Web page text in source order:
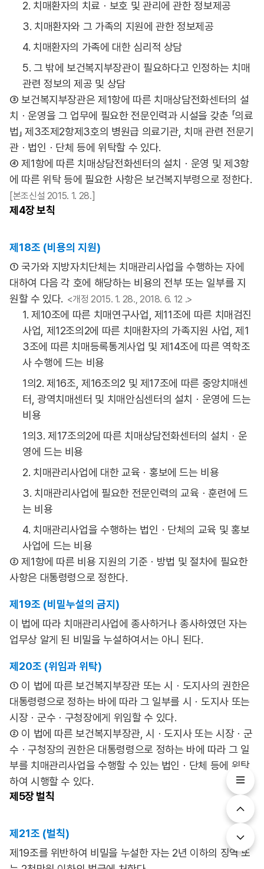
2. 치매환자의 치료ㆍ보호 및 관리에 관한 정보제공
3. 치매환자와 그 가족의 지원에 관한 정보제공
4. 치매환자의 가족에 대한 심리적 상담
5. 그 밖에 보건복지부장관이 필요하다고 인정하는 치매
관련 정보의 제공 및 상담
③ 보건복지부장관은 제1항에 따른 치매상담전화센터의 설
치ㆍ운영을 그 업무에 필요한 전문인력과 시설을 갖춘 「의료
법」 제3조제2항제3호의 병원급 의료기관, 치매 관련 전문기
관ㆍ법인ㆍ단체 등에 위탁할 수 있다.
④ 제1항에 따른 치매상담전화센터의 설치ㆍ운영 및 제3항
에 따른 위탁 등에 필요한 사항은 보건복지부령으로 정한다.
[본조신설 2015. 1. 28.]
제4장보칙
제18조 (비용의 지원)
① 국가와 지방자치단체는 치매관리사업을 수행하는 자에
대하여 다음 각 호에 해당하는 비용의 전부 또는 일부를 지
원할 수 있다. <개정 2015. 1. 28., 2018. 6. 12 .>
1. 제10조에 따른 치매연구사업, 제11조에 따른 치매검진
사업, 제12조의2에 따른 치매환자의 가족지원 사업, 제1
3조에 따른 치매등록통계사업 및 제14조에 따른 역학조
사 수행에 드는 비용
1의2. 제16조, 제16조의2 및 제17조에 따른 중앙치매센
터, 광역치매센터 및 치매안심센터의 설치ㆍ운영에 드는
비용
1의3. 제17조의2에 따른 치매상담전화센터의 설치ㆍ운
영에 드는 비용
2. 치매관리사업에 대한 교육ㆍ홍보에 드는 비용
3. 치매관리사업에 필요한 전문인력의 교육ㆍ훈련에 드
는 비용
4. 치매관리사업을 수행하는 법인ㆍ단체의 교육 및 홍보
사업에 드는 비용
② 제1항에 따른 비용 지원의 기준ㆍ방법 및 절차에 필요한
사항은 대통령령으로 정한다.
제19조 (비밀누설의 금지)
이 법에 따라 치매관리사업에 종사하거나 종사하였던 자는
업무상 알게 된 비밀을 누설하여서는 아니 된다.
제20조 (위임과 위탁)
① 이 법에 따른 보건복지부장관 또는 시ㆍ도지사의 권한은
대통령령으로 정하는 바에 따라 그 일부를 시ㆍ도지사 또는
시장ㆍ군수ㆍ구청장에게 위임할 수 있다.
② 이 법에 따른 보건복지부장관, 시ㆍ도지사 또는 시장ㆍ군
수ㆍ구청장의 권한은 대통령령으로 정하는 바에 따라 그 일
부를 치매관리사업을 수행할 수 있는 법인ㆍ단체 등에 위탁
하여 시행할 수 있다.
제5장 벌칙
제21조 (벌칙)
제19조를 위반하여 비밀을 누설한 자는 2년 이하의 징역 또